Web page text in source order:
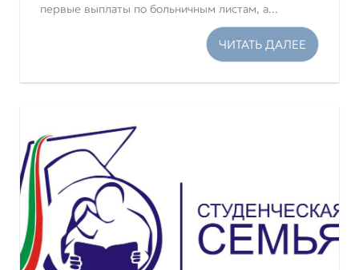
первые выплаты по больничным листам, а...
ЧИТАТЬ ДАЛЕЕ